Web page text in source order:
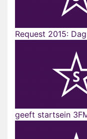
Request 2015:
geeft startsein